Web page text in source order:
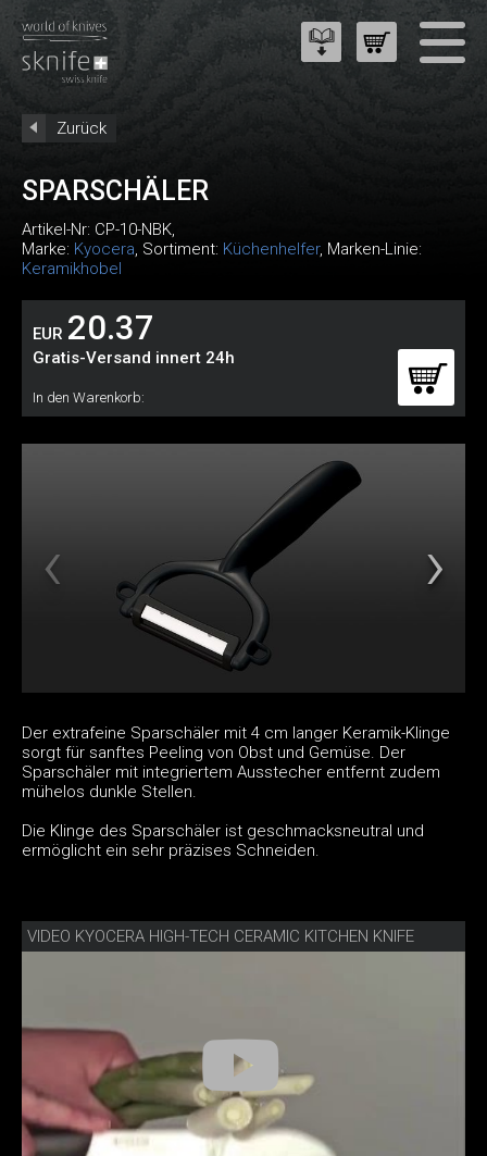
Zurück
SPARSCHÄLER
Artikel-Nr: CP-10-NBK,
Marke: Kyocera, Sortiment: Küchenhelfer, Marken-Linie:
Keramikhobel
EUR 20.37
Gratis-Versand innert 24h
In den Warenkorb:
Der extrafeine Sparschäler mit 4 cm langer Keramik-Klinge
sorgt für sanftes Peeling von Obst und Gemüse. Der
Sparschäler mit integriertem Ausstecher entfernt zudem
mühelos dunkle Stellen.
Die Klinge des Sparschäler ist geschmacksneutral und
ermöglicht ein sehr präzises Schneiden.
VIDEO KYOCERA HIGH-TECH CERAMIC KITCHEN KNIFE